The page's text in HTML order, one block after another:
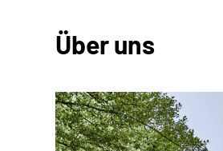
Über uns